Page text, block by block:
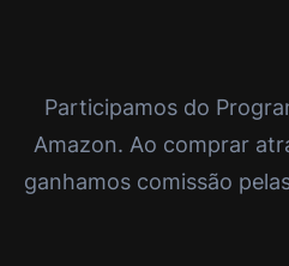
Participamos do
Amazon. Ao comprar
ganhamos comissão